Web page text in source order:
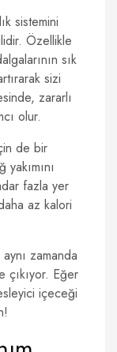
sistemini
Özellikle
sık
sizi
zararlı
olur.
de bir
fazla yer
az kalori
zamanda
çıkıyor. Eğer
içeceği